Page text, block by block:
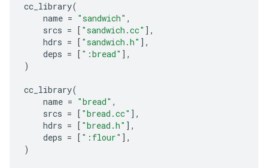
cc_library(
name = "sandwich" ,
srcs = [ "sandwich.cc" ],
hdrs = [ "sandwich.h" ],
deps = [ ":bread" ],
)
cc_library(
name = "bread" ,
srcs = [ "bread.cc" ],
hdrs = [ "bread.h" ],
deps = [ ":flour" ],
)